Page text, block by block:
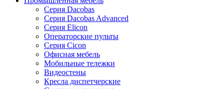
Серия Dacobas
Серия Dacobas Advanced
Серия Elicon
Операторские пульты
Серия Cicon
Офисная мебель
Мобильные тележки
Видеостены
Кресла диспетчерские